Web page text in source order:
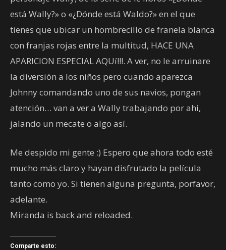
está Wally?» o «¿Dónde está Waldo?» en el que
tienes que ubicar un hombrecillo de franela blanca
con franjas rojas entre la multitud, HACE UNA
APARICION ESPECIAL AQUí!!!. A ver, no le arruinare
la diversión a los niños pero cuando aparezca
Johnny comandando uno de sus navios, pongan
atención… van a ver a Wally trabajando por ahi,
jalando un mecate o algo así.
Me despido mi gente :) Espero que ahora todo esté
mucho más claro y hayan disfrutado la película
tanto como yo. Si tienen alguna pregunta, porfavor,
adelante.
Miranda is back and reloaded.
Comparte esto: